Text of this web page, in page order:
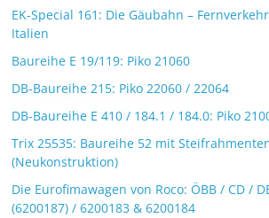
EK-Special 161: Die Gäubahn –
Italien
Baureihe E 19/119: Piko 21060
DB-Baureihe 215: Piko 22060 / 22064
DB-Baureihe E 410 / 184.1 / 184.0: Piko
Trix 25535: Baureihe 52 mit
(Neukonstruktion)
Die Eurofimawagen von Roco: ÖBB / CD /
(6200187) / 6200183 & 6200184